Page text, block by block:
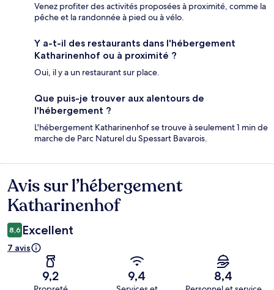
Venez profiter des activités proposées à proximité, comme la
pêche et la randonnée à pied ou à vélo.
Y a-t-il des restaurants dans l'hébergement
Katharinenhof ou à proximité ?
Oui, il y a un restaurant sur place.
Que puis-je trouver aux alentours de
l'hébergement ?
L'hébergement Katharinenhof se trouve à seulement 1 min de
marche de Parc Naturel du Spessart Bavarois.
Avis
Avis sur l’hébergement
Katharinenhof
8,6 Excellent
7 avis
9,2 9,4 8,4